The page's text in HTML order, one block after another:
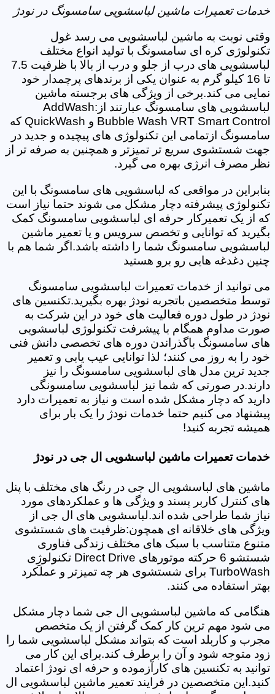
خدمات تعمیرات ماشین لباسشویی سامسونگ در نودژ
وقتی نوبت به ماشین لباسشویی می رسد غول
تکنولوژی کره ای سامسونگ با تولید انواع مختلف
لباسشویی های درب از جلو و درب از بالا با ظرفیت 7.5
تا 16 کیلو گرم به عنوان یکی از برندهای پرچمدار خود
نمایی می کند.برخی از ویژگی های برجسته ماشین
لباسشویی های سامسونگ عبارتند از:AddWash
Bubble Wash VRT Smart Control و QuickWash که
سامسونگ ازتمامی این تکنولوژی های پیچیده و جدید در
جهت شستشوی سریع تر تمیزتر و همچنین به صرفه تر از
نظر مصرف انرژی بهره می گیرد.
بنابراین در مواقعی که لباسشویی های سامسونگ با این
تکنولوژی پیشرفته دچار مشکل می شوند حتما نیاز است
که از یک تعمیرکار حرفه ای لباسشویی سامسونگ کمک
بگیرید که توانایی و تخصص سرویس و یا تعمیر ماشین
لباسشویی سامسونگ شما را داشته باشد.اگر شما هم با
چنین دغدغه هایی رو برو هستید
می توانید از خدمات تعمیرات لباسشویی سامسونگ
توسط متخصصین باتجربه نودژ بهره بگیرید.تکنسین های
نودژ در طول دوره فعالیت های خود در این شرکت به
صورت مداوم همگام با پیشرفت تکنولوژی لباسشویی
های سامسونگ باگذراندن دوره های تخصصی دانش فنی
خود را به روز می کنند؛ لذا توانایی عیب یابی و تعمیر
جدید ترین مدل های لباسشویی سامسونگ را نیز
دارند.در صورتی که شما نیز لباسشویی سامسونگی
دارید که دچار مشکل شده است و نیاز به تعمیرات دارد
پیشنهاد می کنیم حتما خدمات نودژ را یک بار برای
همیشه تجربه کنید!
خدمات تعمیرات ماشین لباسشویی ال جی در نودژ
ماشین های لباسشویی ال جی در رنگ های مختلف با پنل
های کنترل کاربر پسند و ویژگی ها و عملکردهای مورد
نیاز شما طراحی شده اند.لباسشویی های ال جی از
ویژگی های خلاقانه ای همچون:ظرفیت های شستشوی
متنوع متناسب با سبک های مختلف زندگی فناوری
شستشو 6 حرکته موتورهای Direct Drive تکنولوژِی
TurboWash برای شستشوی هر چه تمیزتر و عملکرد
بهتر استفاده می کنند.
هنگامی که ماشین لباسشویی ال جی شما دچار مشکل
می شود مهم ترین کار کمک گرفتن از یک متخصص
مجرب و کاربلد است که بتواند مشکل لباسشویی شما را
زود متوجه شود و آن را برطرف کند.برای این کار می
توانید به تکنسین های کارآزموده و حرفه ای نودژ اعتماد
کنید.این متخصصین در فرایند تعمیر ماشین لباسشویی ال